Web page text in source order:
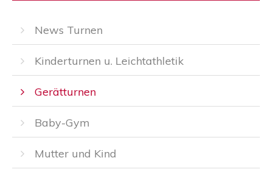
News Turnen
Kinderturnen u. Leichtathletik
Gerätturnen
Baby-Gym
Mutter und Kind